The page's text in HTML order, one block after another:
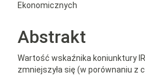
Ekonomicznych
Abstrakt
Wartość wskaźnika koniunktury
zmniejszyła się (w porównaniu z